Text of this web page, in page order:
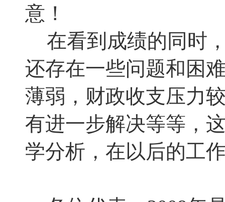
意！
在看到成绩的同时
还存在一些问题和困
薄弱，财政收支压力
有进一步解决等等 ，
学分析 ， 在以后的工